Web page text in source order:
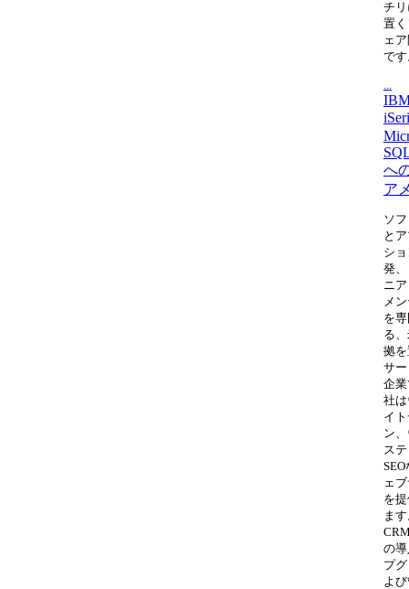
チ
置
ェ
で
へ
ア
ソ
と
シ
発
ニ
メ
を
る
拠
サ
企
社
イ
ン
ス
ェ
を
ま
の
プ
よ